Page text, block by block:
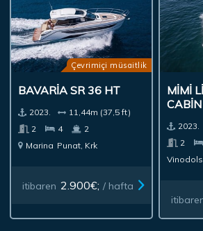
Çevrimiçi müsaitlik
BAVARIA SR 36 HT
2023.
11,44m (37,5 ft)
2
4
2
Marina Punat, Krk
itibaren 2.900€; / hafta
MIMI
CABIN
2023.
2